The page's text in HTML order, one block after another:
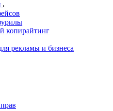
копирайтинг
рекламы и бизнеса